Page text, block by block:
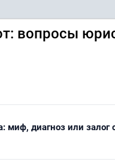
вопросы
диагноз или залог